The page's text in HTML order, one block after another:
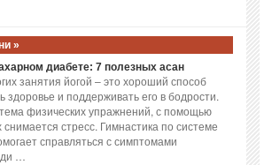
»
диабете: 7 полезных асан
занятия йогой – это хороший способ
здоровье и поддерживать его в бодрости.
физических упражнений, с помощью
снимается стресс. Гимнастика по системе
справляться с симптомами
…